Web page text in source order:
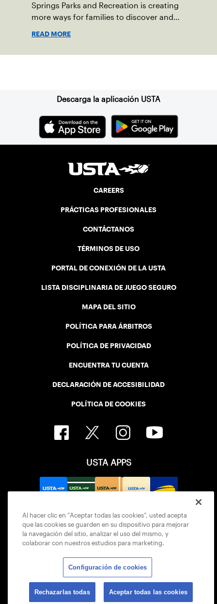
Springs Parks and Recreation is creating
more ways for families to discover and
READ MORE
Descarga la aplicación USTA
CAREERS
PRÁCTICAS PROFESIONALES
CONTÁCTANOS
TÉRMINOS DE USO
PORTAL DE CONEXIÓN DE LA USTA
LISTA DISCIPLINARIA DE JUEGO SEGURO
MAPA DEL SITIO
POLÍTICA PARA ÁRBITROS
POLÍTICA DE PRIVACIDAD
ENCUENTRA TU CUENTA
DECLARACIÓN DE ACCESIBILIDAD
POLÍTICA DE COOKIES
USTA APPS
© 2026 USTA ALL RIGHTS RESERVED
Al hacer clic en “Aceptar todas las cookies”, usted acepta
que las cookies se guarden en su dispositivo para mejorar
la navegación del sitio, analizar el uso del mismo, y
colaborar con nuestros estudios para marketing.
Configuración de cookies
Rechazarlas todas Aceptar todas las cookies